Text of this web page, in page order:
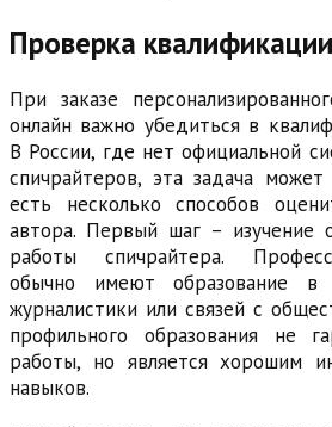
Проверка
При заказе
онлайн важно убедиться в
В России, где нет официальной
спичрайтеров, эта задача
есть несколько способов
автора. Первый шаг – изучение
работы спичрайтера.
обычно имеют образование в
журналистики или связей с
профильного образования не
работы, но является хорошим
навыков.